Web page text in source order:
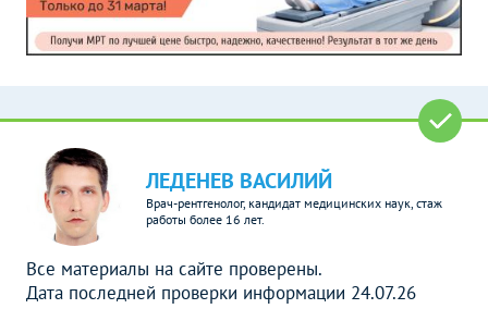
ЛЕДЕНЕВ ВАСИЛИЙ
Врач-рентгенолог, кандидат медицинских наук, стаж
работы более 16 лет.
Все материалы на сайте проверены.
Дата последней проверки информации 24.07.26